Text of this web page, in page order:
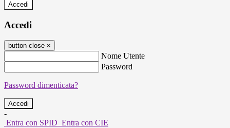
Accedi
Accedi
button close ×
Nome Utente
Password
Password dimenticata?
-
Entra con SPID Entra con CIE